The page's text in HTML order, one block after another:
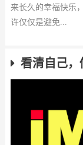
来长久的幸福快乐
许仅仅是避免...
看清自己，